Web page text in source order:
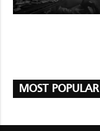
MOST POPULAR